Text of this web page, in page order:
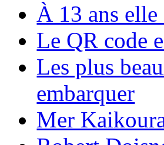
À 13 ans
Le QR code
Les plus
embarquer
Mer